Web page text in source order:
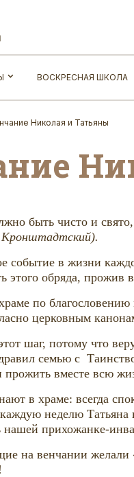
ВОСКРЕСНАЯ ШКОЛА
Николая и Татьяны
быть чисто и
событие в жизни
этого обряда, прожив
по
церковным
шаг, потому что
семью с
прожить вместе всю
в храме: всегда
неделю Татьяна
прихожанке-
на венчании